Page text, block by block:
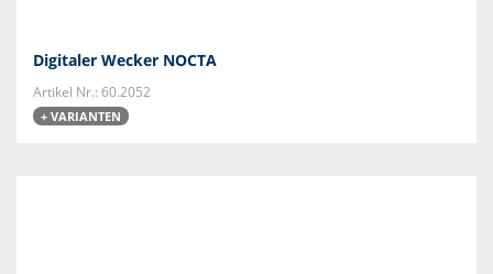
Digitaler Wecker NOCTA
Artikel Nr.: 60.2052
+ VARIANTEN